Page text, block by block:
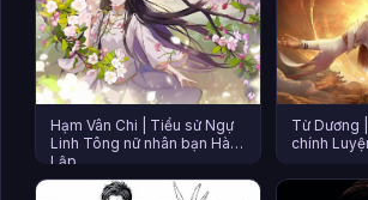
Hạm Vân Chi | Tiểu sử Ngự
Linh Tông nữ nhân bạn Hàn
Lập
Từ Dương
chính